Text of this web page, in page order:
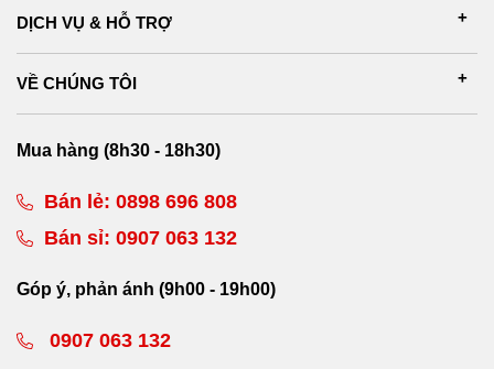
DỊCH VỤ & HỖ TRỢ
VỀ CHÚNG TÔI
Mua hàng (8h30 - 18h30)
Bán lẻ: 0898 696 808
Bán sỉ: 0907 063 132
Góp ý, phản ánh (9h00 - 19h00)
0907 063 132